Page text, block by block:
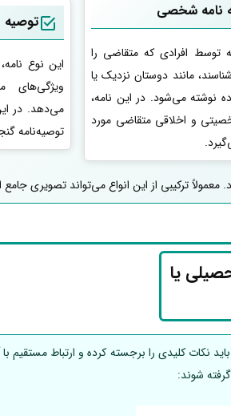
نامه شخصی
توسط افرادی که متقاضی را
مانند دوستان نزدیک یا
نوشته می‌شود. در این نامه،
و اخلاقی متقاضی مورد
توصیه
این نوع
ویژگی‌های
می‌دهد. در
توصیه‌نامه
ترکیبی از این انواع می‌تواند تصویری جامع
یا
نکات کلیدی را برجسته کرده و ارتباط مستقیم
شوند: